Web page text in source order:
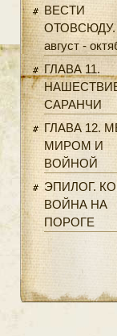
ВЕСТИ
ОТОВСЮДУ.
август -
ГЛАВА 11.
САРАНЧИ
ГЛАВА 12.
МИРОМ И
ВОЙНОЙ
ЭПИЛОГ.
ВОЙНА НА
ПОРОГЕ